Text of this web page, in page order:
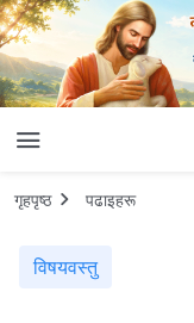
गृहपृष्ठ पढाइहरू
विषयवस्तु